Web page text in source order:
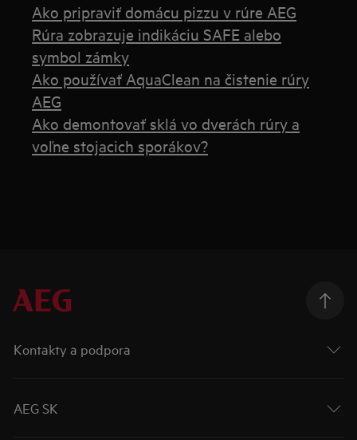
Ako pripraviť domácu pizzu v rúre AEG
Rúra zobrazuje indikáciu SAFE alebo
symbol zámky
Ako používať AquaClean na čistenie rúry
AEG
Ako demontovať sklá vo dverách rúry a
voľne stojacich sporákov?
Kontakty a podpora
AEG SK